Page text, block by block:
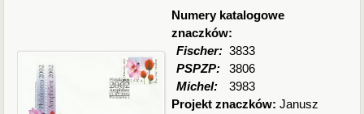
Numery katalogowe
znaczków:
Fischer: 3833
PSPZP:
3806
Michel:
3983
Projekt znaczków:Janusz